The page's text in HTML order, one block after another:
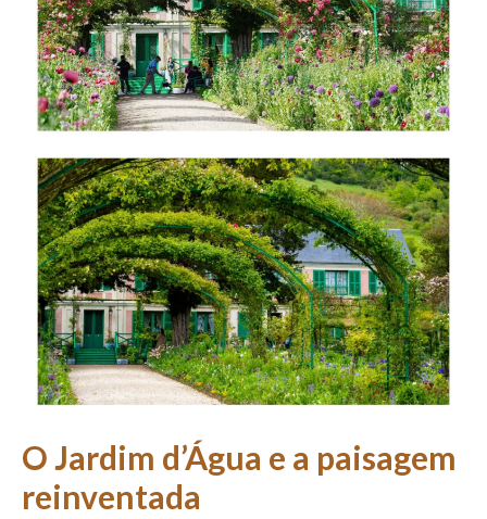
O Jardim d’Água e a paisagem
reinventada